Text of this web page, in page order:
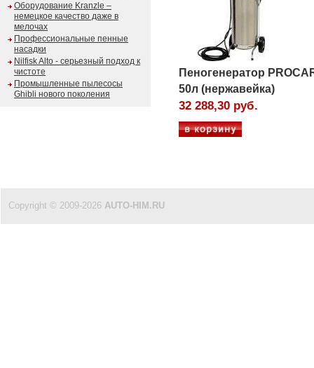
Оборудование Kranzle –
немецкое качество даже в
мелочах
Профессиональные пенные
насадки
Nilfisk Alto - серьезный подход к
чистоте
Промышленные пылесосы
Ghibli нового поколения
Пеногенератор
50л (нержавейка)
32 288,30 руб.
Copyright © 2009-2026 AUTO-HIM.RU